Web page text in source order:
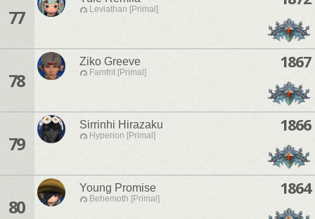
77 Leviathan [Primal]
78
Ziko Greeve
Famfrit [Primal]
1867
79
Sirrinhi Hirazaku
Hyperion [Primal]
1866
80
Young Promise
Behemoth [Primal]
1864